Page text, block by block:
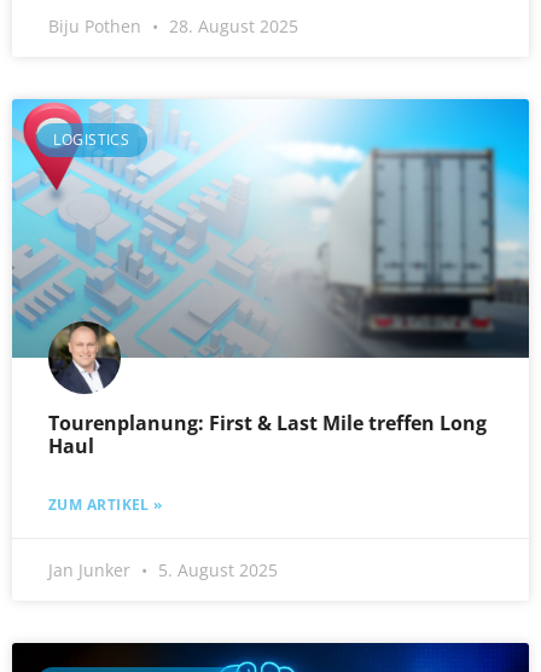
Biju Pothen 28. August 2025
LOGISTICS
Tourenplanung: First & Last Mile treffen Long
Haul
ZUM ARTIKEL »
Jan Junker 5. August 2025